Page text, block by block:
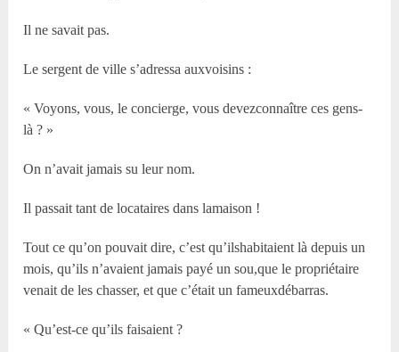
Il ne savait pas.
Le sergent de ville s’adressa auxvoisins :
« Voyons, vous, le concierge, vous devezconnaître ces gens-
là ? »
On n’avait jamais su leur nom.
Il passait tant de locataires dans lamaison !
Tout ce qu’on pouvait dire, c’est qu’ilshabitaient là depuis un
mois, qu’ils n’avaient jamais payé un sou,que le propriétaire
venait de les chasser, et que c’était un fameuxdébarras.
« Qu’est-ce qu’ils faisaient ?